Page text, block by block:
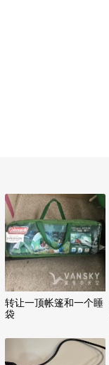
转让一顶帐篷和一个睡
袋